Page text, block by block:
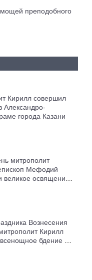
преподобного
Кирилл совершил
Александро-
города Казани
митрополит
Мефодий
освящение
Вознесения
Кирилл
бдение в